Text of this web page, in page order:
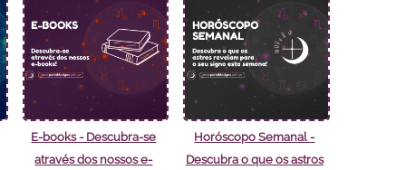
E-books - Descubra-se
através dos nossos e-
Horóscopo Semanal -
Descubra o que os astros